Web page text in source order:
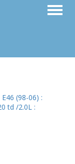
(98-06) :
td /2.0L :